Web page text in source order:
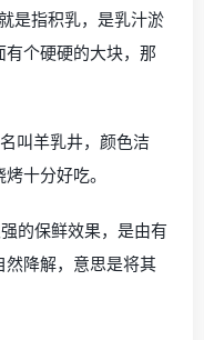
是指积乳，是乳汁淤
个硬硬的大块，那
叫羊乳井，颜色洁
十分好吃。
的保鲜效果，是由有
降解，意思是将其